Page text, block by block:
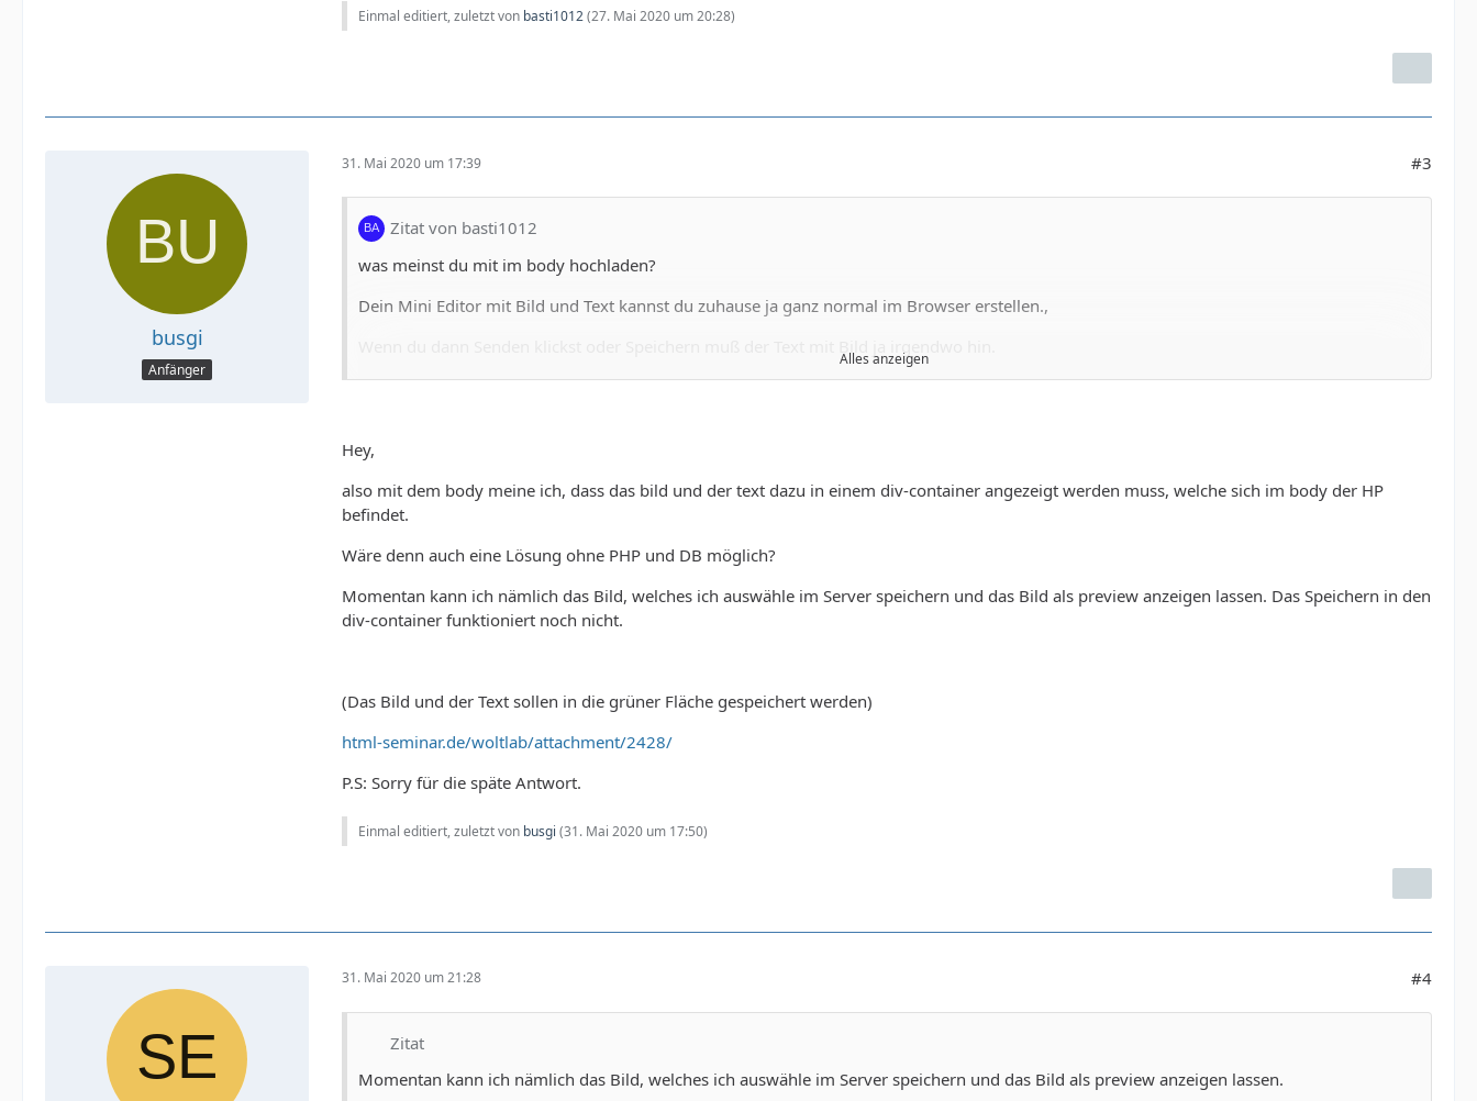
Einmal editiert, zuletzt von basti1012(27. Mai 2020 um 20:28)
busgi
Anfänger
31. Mai 2020 um 17:39 #3
Zitat von basti1012
was meinst du mit im body hochladen?
Dein Mini Editor mit Bild und Text kannst du zuhause ja ganz normal im Browser erstellen.,
Wo soll das angezeigt werden ?
Normalerweiße nimmt ein Php Script das in Empfang und speichert Text in der DB und Bild auf Server.
Man kann auch beides auf Server speichern.
Auf Ajax und Jquery kann man eigentlich verzichten , das Kann das Native Javascript auch alles.
Ohne Php und Datenbanken könnte man auch mit firebase arbeiten ,aber man sollte erstmal wissen was du genau vor hast
Alles anzeigen
Hey,
also mit dem body meine ich, dass das bild und der text dazu in einem div-container angezeigt werden muss, welche sich im body der HP
befindet.
Wäre denn auch eine Lösung ohne PHP und DB möglich?
Momentan kann ich nämlich das Bild, welches ich auswähle im Server speichern und das Bild als preview anzeigen lassen. Das Speichern in den
div-container funktioniert noch nicht.
(Das Bild und der Text sollen in die grüner Fläche gespeichert werden)
html-seminar.de/woltlab/attachment/2428/
P.S: Sorry für die späte Antwort.
Einmal editiert, zuletzt von busgi (31. Mai 2020 um 17:50)
31. Mai 2020 um 21:28 #4
Zitat
Momentan kann ich nämlich das Bild, welches ich auswähle im Server speichern und das Bild als preview anzeigen lassen.